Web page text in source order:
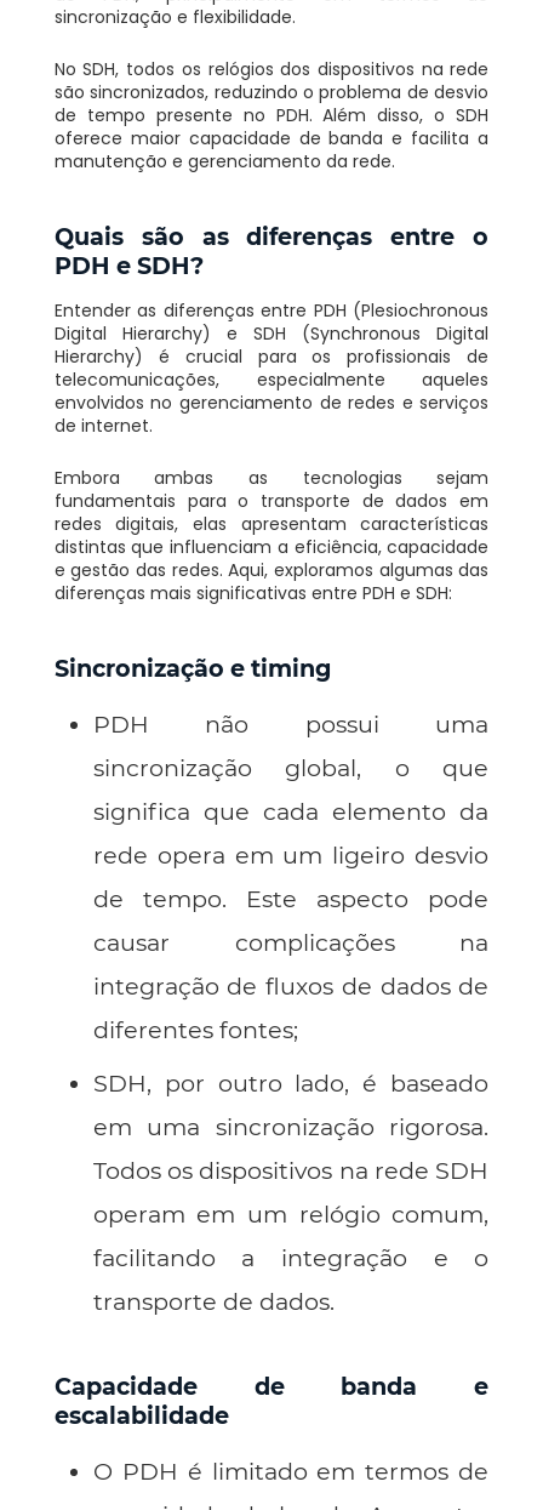
sincronização e flexibilidade.
No SDH, todos os relógios dos dispositivos na rede
são sincronizados, reduzindo o problema de desvio
de tempo presente no PDH. Além disso, o SDH
oferece maior capacidade de banda e facilita a
manutenção e gerenciamento da rede.
Quais são as diferenças entre o
PDH e SDH?
Entender as diferenças entre PDH (Plesiochronous
Digital Hierarchy) e SDH (Synchronous Digital
Hierarchy) é crucial para os profissionais de
telecomunicações, especialmente aqueles
envolvidos no gerenciamento de redes e serviços
de internet.
Embora ambas as tecnologias sejam
fundamentais para o transporte de dados em
redes digitais, elas apresentam características
distintas que influenciam a eficiência, capacidade
e gestão das redes. Aqui, exploramos algumas das
diferenças mais significativas entre PDH e SDH:
Sincronização e timing
PDH não possui uma
sincronização global, o que
significa que cada elemento da
rede opera em um ligeiro desvio
de tempo. Este aspecto pode
causar complicações na
integração de fluxos de dados de
diferentes fontes;
SDH, por outro lado, é baseado
em uma sincronização rigorosa.
Todos os dispositivos na rede SDH
operam em um relógio comum,
facilitando a integração e o
transporte de dados.
Capacidade de banda e
escalabilidade
O PDH é limitado em termos de